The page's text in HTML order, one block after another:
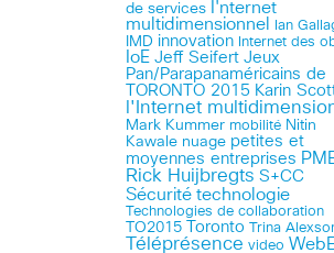
de services
I'nternet
multidimensionnel
Ian
IMD innovation Internet des
IoE Jeff Seifert Jeux
Pan/Parapanaméricains de
TORONTO 2015 Karin
l'Internet
Mark Kummer mobilité Nitin
Kawale nuage petites et
moyennes entreprises
Rick Huijbregts S+CC
Sécurité technologie
Technologies de collaboration
TO2015
Toronto Trina
Téléprésence video